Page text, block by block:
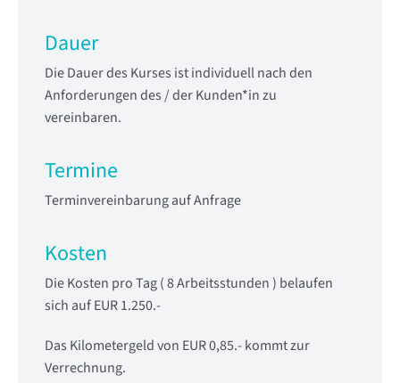
Dauer
Die Dauer des Kurses ist individuell nach den
Anforderungen des / der Kunden*in zu
vereinbaren.
Termine
Terminvereinbarung auf Anfrage
Kosten
Die Kosten pro Tag ( 8 Arbeitsstunden ) belaufen
sich auf EUR 1.250.-
Das Kilometergeld von EUR 0,85.- kommt zur
Verrechnung.